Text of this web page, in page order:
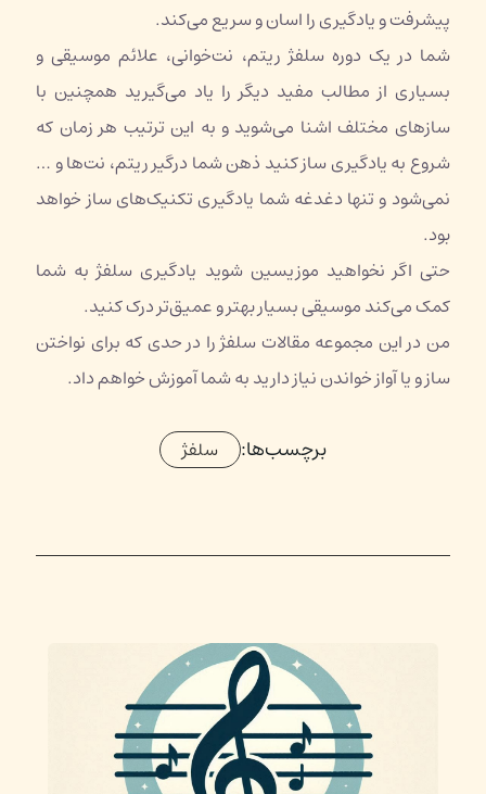
پیشرفت و یادگیری را اسان و سریع می‌کند.
شما در یک دوره سلفژ ریتم، نت‌خوانی، علائم موسیقی و
بسیاری از مطالب مفید دیگر را یاد می‌گیرید همچنین با
سازهای مختلف اشنا می‌شوید و به این ترتیب هر زمان که
شروع به یادگیری ساز کنید ذهن شما درگیر ریتم، نت‌ها و …
نمی‌شود و تنها دغدغه شما یادگیری تکنیک‌های ساز خواهد
بود.
حتی اگر نخواهید موزیسین شوید یادگیری سلفژ به شما
کمک می‌کند موسیقی بسیار بهتر و عمیق‌تر درک کنید.
من در این مجموعه مقالات سلفژ را در حدی که برای نواختن
ساز و یا آواز خواندن نیاز دارید به شما آموزش خواهم داد.
برچسب‌ها: سلفژ